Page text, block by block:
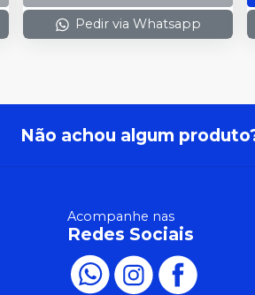
Pedir via Whatsapp
Não achou algum
Acompanhe nas
Redes Sociais